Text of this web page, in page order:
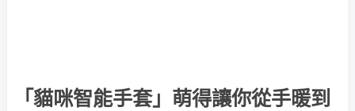
「貓咪智能手套」萌得讓你從手暖到